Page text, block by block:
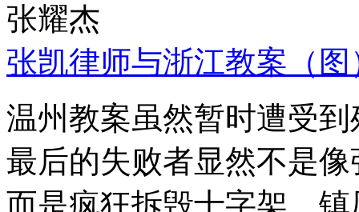
张耀杰
张凯律师与浙江教案（图
温州教案虽然暂时遭受
最后的失败者显然不是
而是疯狂拆毁十字架、